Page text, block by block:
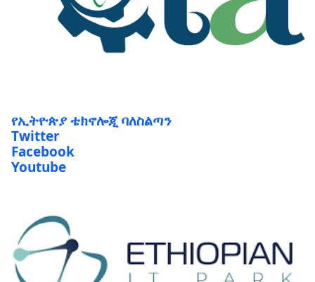
የኢትዮጵያ ቴክኖሎጂ ባለስልጣን
Twitter
Facebook
Youtube